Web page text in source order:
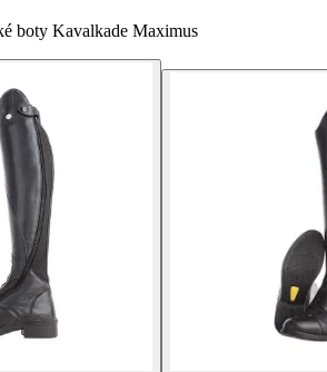
boty Kavalkade Maximus